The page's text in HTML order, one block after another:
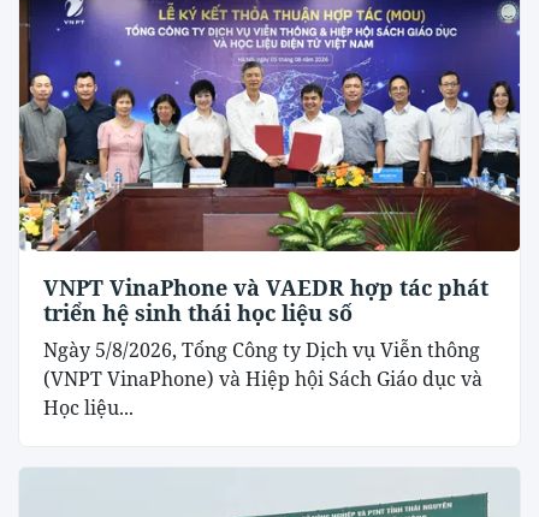
VNPT VinaPhone và VAEDR hợp tác phát
triển hệ sinh thái học liệu số
Ngày 5/8/2026, Tổng Công ty Dịch vụ Viễn thông
(VNPT VinaPhone) và Hiệp hội Sách Giáo dục và
Học liệu...